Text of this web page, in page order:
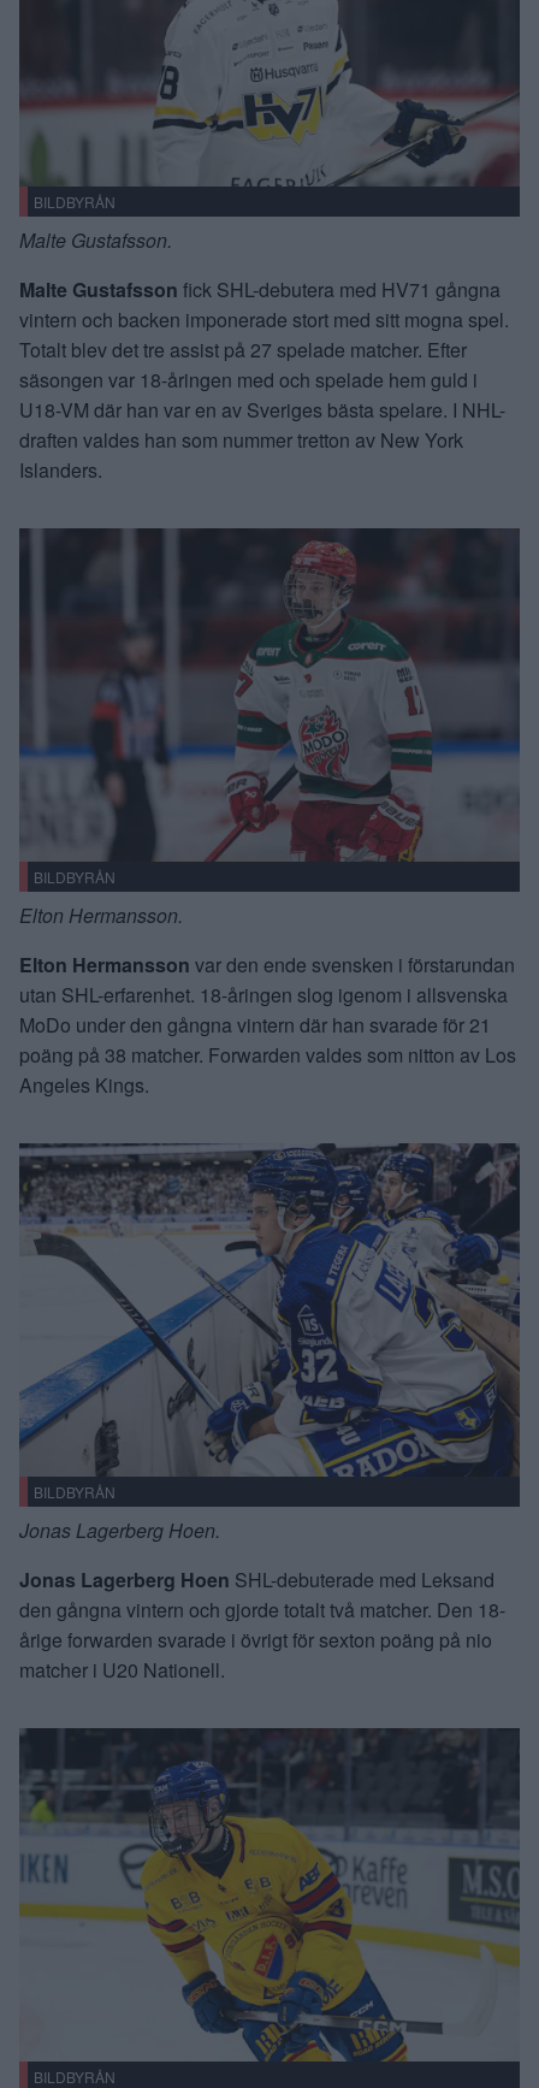
BILDBYRÅN
Malte Gustafsson.
Malte Gustafsson fick SHL-debutera med HV71 gångna
vintern och backen imponerade stort med sitt mogna spel.
Totalt blev det tre assist på 27 spelade matcher. Efter
säsongen var 18-åringen med och spelade hem guld i
U18-VM där han var en av Sveriges bästa spelare. I NHL-
draften valdes han som nummer tretton av New York
Islanders.
BILDBYRÅN
Elton Hermansson.
Elton Hermansson var den ende svensken i förstarundan
utan SHL-erfarenhet. 18-åringen slog igenom i allsvenska
MoDo under den gångna vintern där han svarade för 21
poäng på 38 matcher. Forwarden valdes som nitton av Los
Angeles Kings.
BILDBYRÅN
Jonas Lagerberg Hoen.
Jonas Lagerberg Hoen SHL-debuterade med Leksand
den gångna vintern och gjorde totalt två matcher. Den 18-
årige forwarden svarade i övrigt för sexton poäng på nio
matcher i U20 Nationell.
BILDBYRÅN